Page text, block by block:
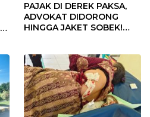
PAJAK DI DEREK PAKSA,
ADVOKAT DIDORONG
HINGGA JAKET SOBEK!
Pekanbaru!